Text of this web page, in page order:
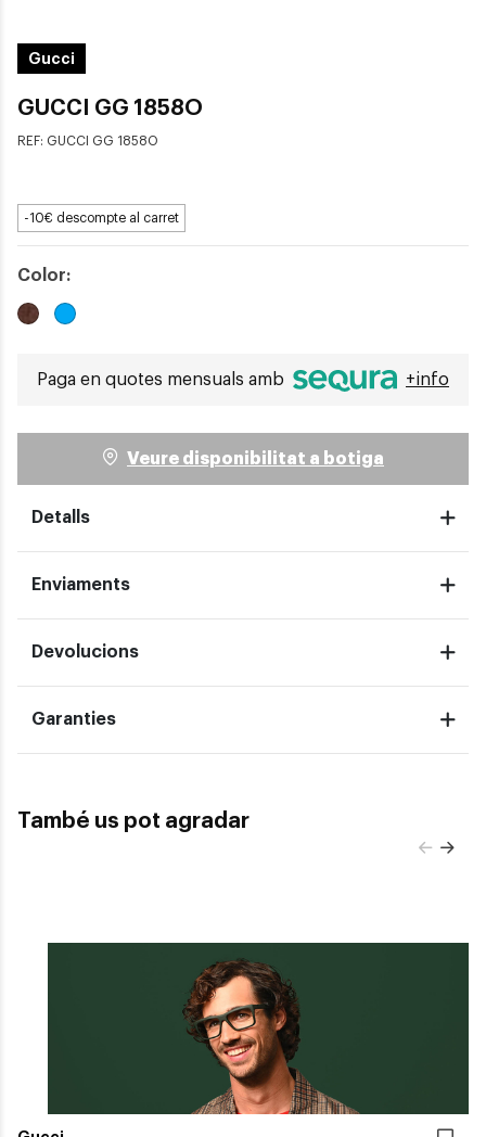
Gucci
GUCCI GG 1858O
REF: GUCCI GG 1858O
-10€ descompte al carret
Color:
Paga en quotes mensuals amb +info
Veure disponibilitat a botiga
Detalls
Enviaments
Devolucions
Garanties
També us pot agradar